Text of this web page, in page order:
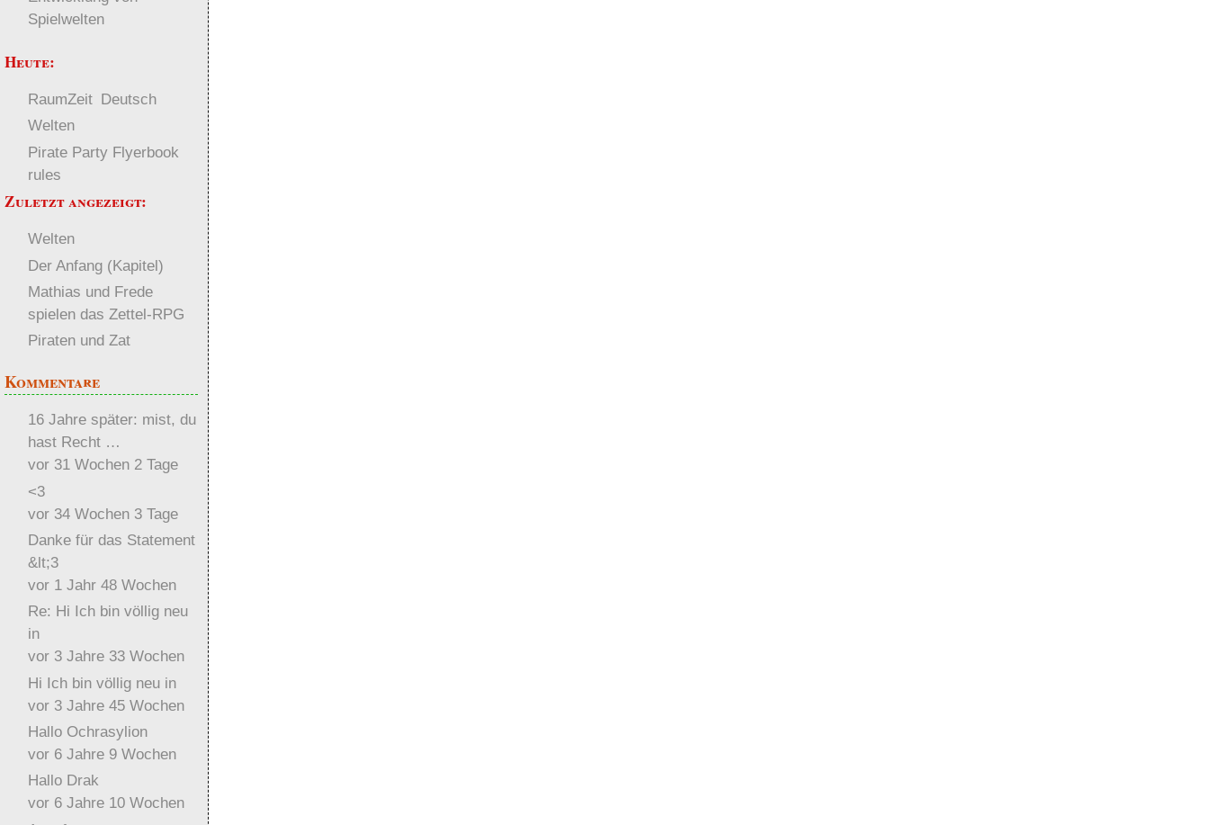
Spielwelten
Heute:
RaumZeit Deutsch
Welten
Pirate Party Flyerbook
rules
Zuletzt angezeigt:
Welten
Der Anfang (Kapitel)
Mathias und Frede
spielen das Zettel-RPG
Piraten und Zat
Kommentare
16 Jahre später: mist, du
hast Recht …
vor 31 Wochen 2 Tage
<3
vor 34 Wochen 3 Tage
Danke für das Statement
&lt;3
vor 1 Jahr 48 Wochen
Re: Hi Ich bin völlig neu
in
vor 3 Jahre 33 Wochen
Hi Ich bin völlig neu in
vor 3 Jahre 45 Wochen
Hallo Ochrasylion
vor 6 Jahre 9 Wochen
Hallo Drak
vor 6 Jahre 10 Wochen